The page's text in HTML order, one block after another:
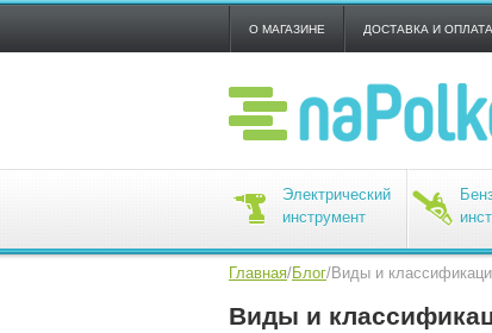
О МАГАЗИНЕ ДОСТАВКА И ОПЛАТА
Электрический
инструмент
Главная/Блог/Виды и
Виды и